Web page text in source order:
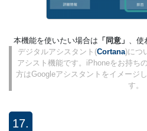
本機能を使いたい場合は 「同意」 、使
デジタルアシスタント(Cortana)につ
アシスト機能です。iPhoneをお持ち
方はGoogleアシスタントをイメージ
す。
17.